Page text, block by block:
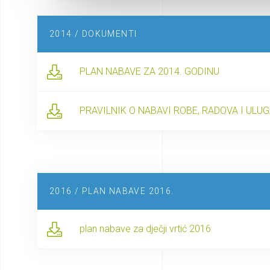
2014 / DOKUMENTI
PLAN NABAVE ZA 2014. GODINU
PRAVILNIK O NABAVI ROBE, RADOVA I
2016 / PLAN NABAVE 2016.
plan nabave za dječji vrtić 2016